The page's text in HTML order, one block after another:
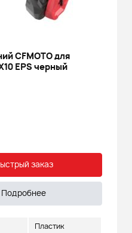
CFMOTO для
EPS черный
заказ
Подробнее
Пластик